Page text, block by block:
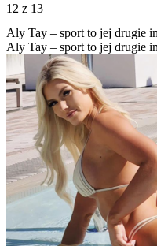
12 z 13
Aly Tay – sport to jej drugie
Aly Tay – sport to jej drugie